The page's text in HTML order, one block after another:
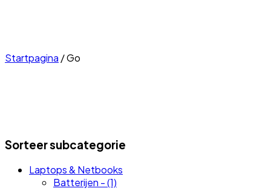
Startpagina /Go
Sorteer subcategorie
Laptops & Netbooks
Batterijen - (1)